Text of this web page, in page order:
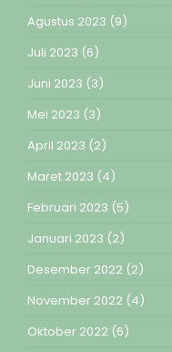
Agustus 2023 (9)
Juli 2023 (6)
Juni 2023 (3)
Mei 2023 (3)
April 2023 (2)
Maret 2023 (4)
Februari 2023 (5)
Januari 2023 (2)
Desember 2022 (2)
November 2022 (4)
Oktober 2022 (6)